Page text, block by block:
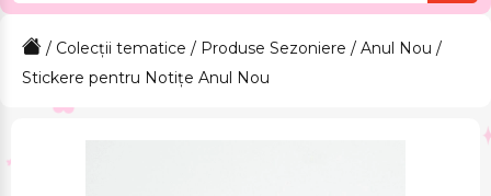
/ Colecții tematice / Produse Sezoniere / Anul Nou /
Stickere pentru Notițe Anul Nou